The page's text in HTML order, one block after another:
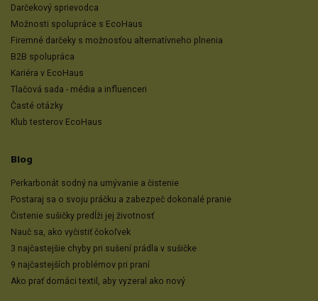
Darčekový sprievodca
Možnosti spolupráce s EcoHaus
Firemné darčeky s možnosťou alternatívneho plnenia
B2B spolupráca
Kariéra v EcoHaus
Tlačová sada - média a influenceri
Časté otázky
Klub testerov EcoHaus
Blog
Perkarbonát sodný na umývanie a čistenie
Postaraj sa o svoju práčku a zabezpeč dokonalé pranie
Čistenie sušičky predĺži jej životnosť
Nauč sa, ako vyčistiť čokoľvek
3 najčastejšie chyby pri sušení prádla v sušičke
9 najčastejších problémov pri praní
Ako prať domáci textil, aby vyzeral ako nový